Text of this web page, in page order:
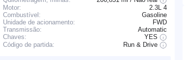
Motor:
2.3L 4
Combustível:
Gasoline
Unidade de acionamento:
FWD
Transmissão:
Automatic
Chaves:
YES
Código de partida:
Run & Drive